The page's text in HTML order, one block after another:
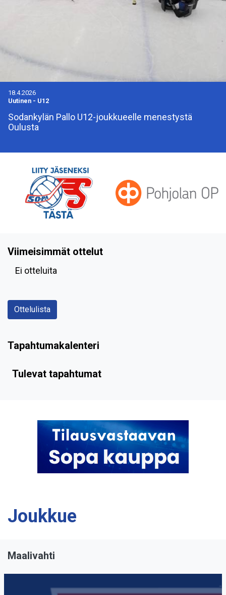
18.4.2026
Uutinen - U12
Sodankylän Pallo U12-joukkueelle menestystä
Oulusta
Viimeisimmät ottelut
Ei otteluita
Ottelulista
Tapahtumakalenteri
Tulevat tapahtumat
Joukkue
Maalivahti